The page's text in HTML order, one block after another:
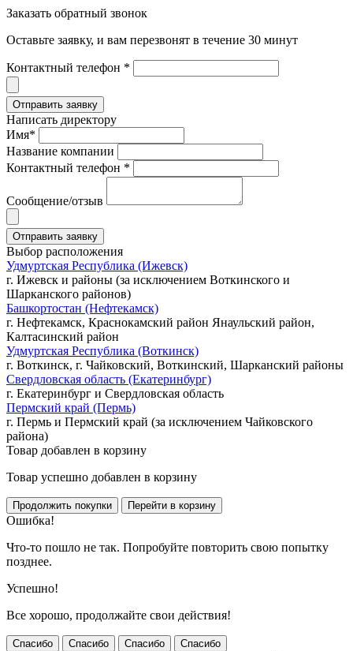
Заказать обратный звонок
Оставьте заявку, и вам перезвонят в течение 30 минут
Контактный телефон *
Написать директору
Имя*
Название компании
Контактный телефон *
Сообщение/отзыв
Выбор расположения
Удмуртская Республика (Ижевск)
г. Ижевск и районы (за исключением Воткинского и
Шарканского районов)
Башкортостан (Нефтекамск)
г. Нефтекамск, Краснокамский район Янаульский район,
Калтасинский район
Удмуртская Республика (Воткинск)
г. Воткинск, г. Чайковский, Воткинский, Шарканский районы
Свердловская область (Екатеринбург)
г. Екатеринбург и Свердловская область
Пермский край (Пермь)
г. Пермь и Пермский край (за исключением Чайковского
района)
Товар добавлен в корзину
Товар успешно добавлен в корзину
Ошибка!
Что-то пошло не так. Попробуйте повторить свою попытку
позднее.
Успешно!
Все хорошо, продолжайте свои действия!
Спасибо Спасибо Спасибо Спасибо